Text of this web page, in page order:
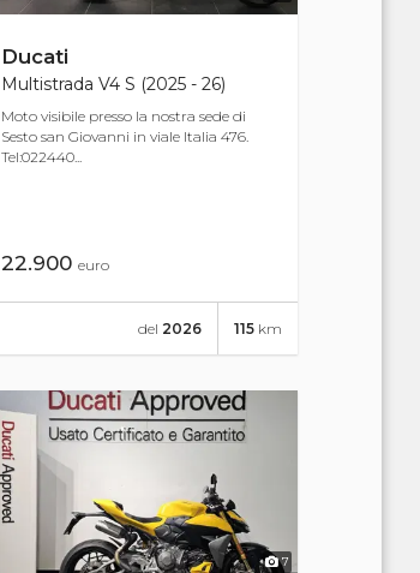
Ducati
Multistrada V4 S (2025 - 26)
Moto visibile presso la nostra sede di
Sesto san Giovanni in viale Italia 476.
Tel:022440...
22.900euro
115 km
del 2026
7